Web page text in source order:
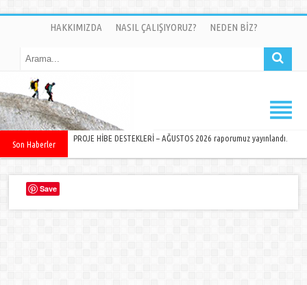
HAKKIMIZDA NASIL ÇALIŞIYORUZ? NEDEN BİZ?
Son Haberler
PROJE HİBE DESTEKLERİ – AĞUSTOS 2026 raporumuz yayınlandı.
Save